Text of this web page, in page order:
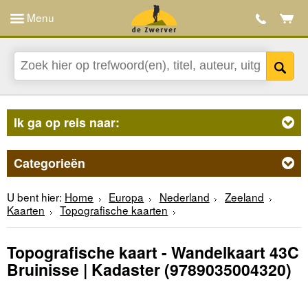
Menu
Ik ga op reis naar:
Categorieën
U bent hier: Home Europa Nederland
Zeeland
Kaarten
Topografische kaarten
Topografische kaart - Wandelkaart 43C
Bruinisse | Kadaster (9789035004320)